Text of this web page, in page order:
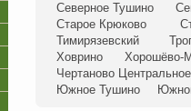
Северное Тушино
Старое Крюково
Тимирязевский
Ховрино
Хорошёво-
Чертаново Центральное
Южное Тушино